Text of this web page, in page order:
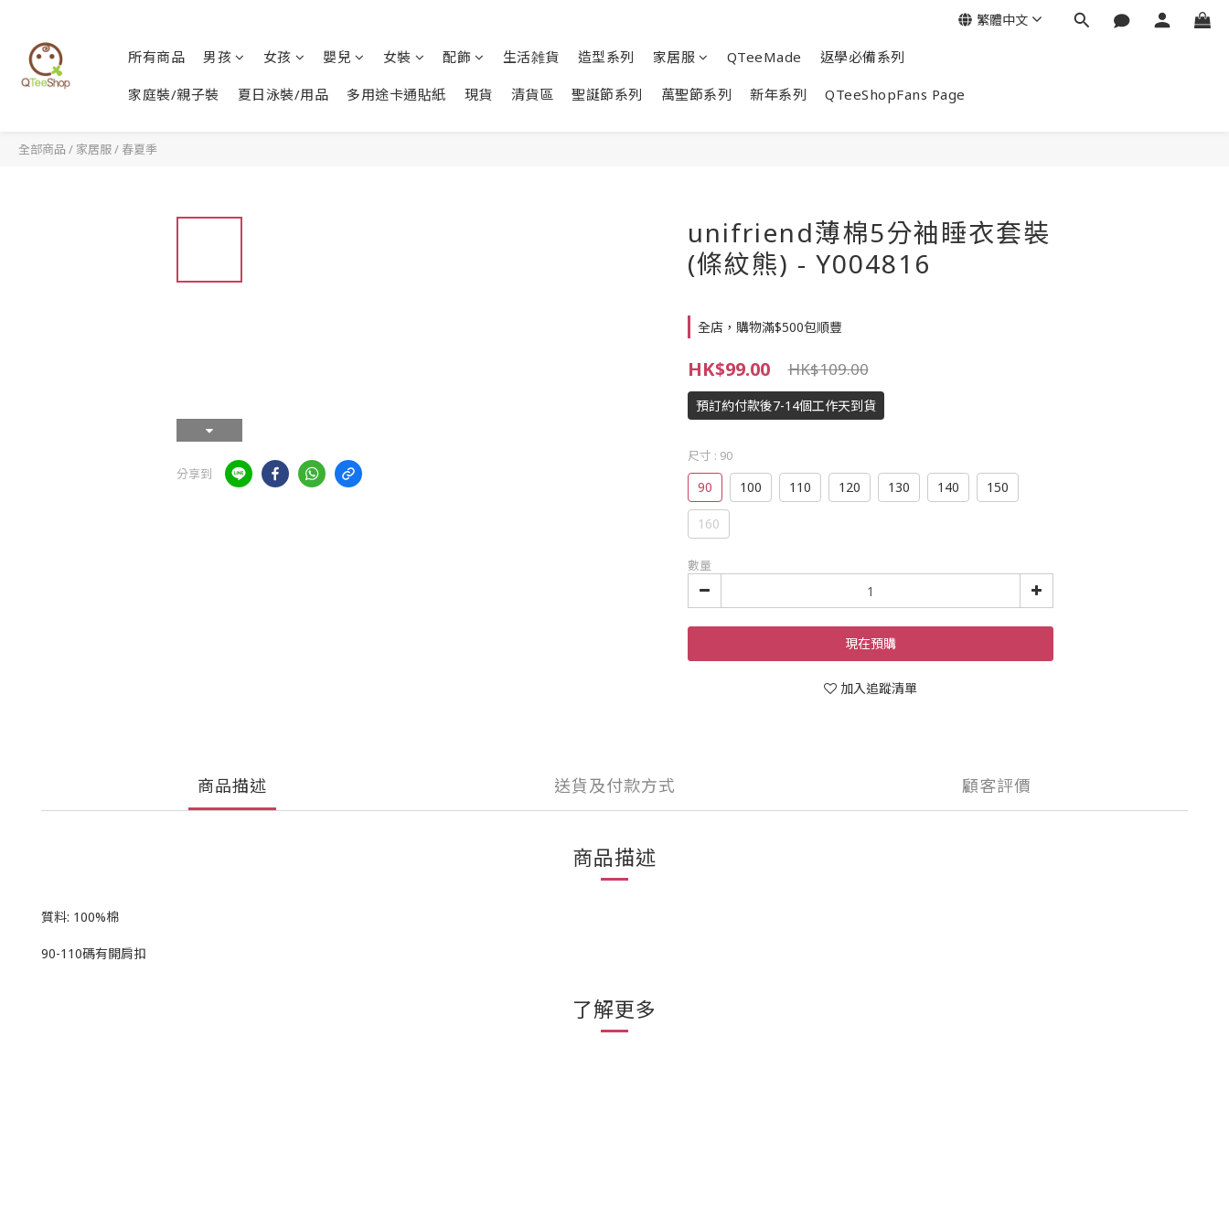
所有商品 男孩 女孩 嬰兒 女裝 配飾 生活雑貨 造型系列 家居服 QTeeMade 返學必備系列
家庭裝/親子裝 夏日泳裝/用品 多用途卡通貼紙 現貨 清貨區 聖誕節系列 萬聖節系列 新年系列 QTeeShopFans Page
繁體中文
全部商品 / 家居服/ 春夏季
分享到
unifriend薄棉5分袖睡衣套裝
(條紋熊) - Y004816
全店，購物滿$500包順豐
HK$99.00 HK$109.00
預訂約付款後7-14個工作天到貨
尺寸 : 90
90 100 110 120 130 140 150
160
數量
現在預購
加入追蹤清單
商品描述 送貨及付款方式 顧客評價
商品描述
質料: 100%棉
90-110碼有開肩扣
了解更多